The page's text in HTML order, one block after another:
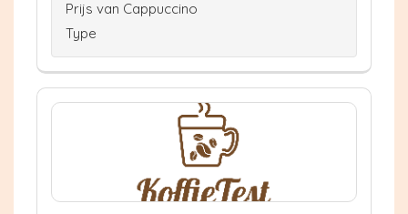
Prijs van Cappuccino
Type